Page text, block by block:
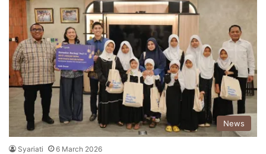
News
Syariati 6 March 2026